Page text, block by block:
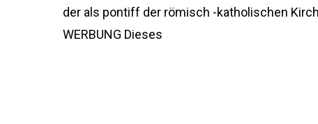
der als pontiff der römisch -katholischen
WERBUNG Dieses